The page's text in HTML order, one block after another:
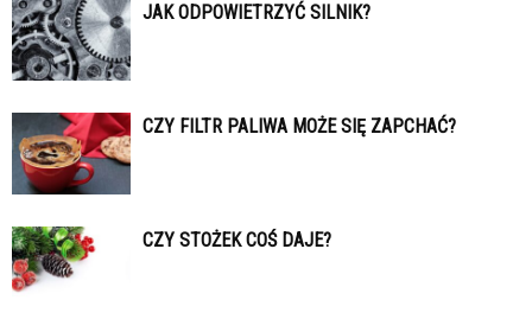
JAK ODPOWIETRZYĆ SILNIK?
CZY FILTR PALIWA MOŻE SIĘ ZAPCHAĆ?
CZY STOŻEK COŚ DAJE?